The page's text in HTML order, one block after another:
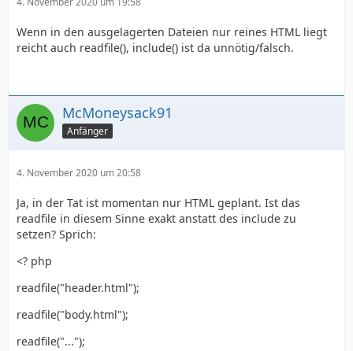
Wenn in den ausgelagerten Dateien nur reines HTML liegt
reicht auch readfile(), include() ist da unnötig/falsch.
McMoneysack91
Anfänger
4. November 2020 um 20:58
Ja, in der Tat ist momentan nur HTML geplant. Ist das
readfile in diesem Sinne exakt anstatt des include zu
setzen? Sprich:
<? php
readfile("header.html");
readfile("body.html");
readfile("...");